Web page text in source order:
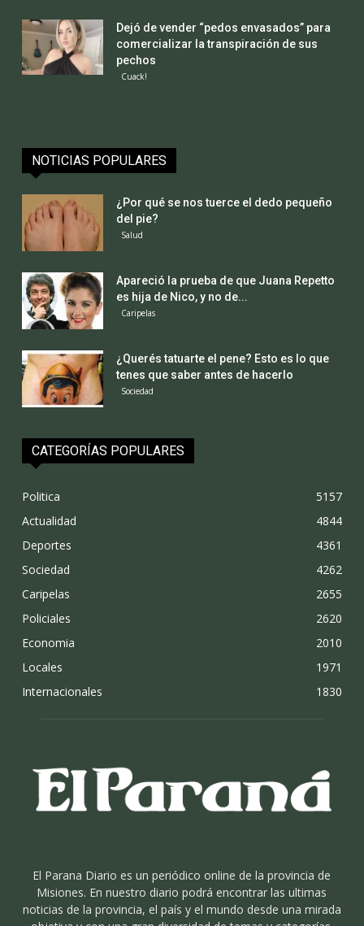
Dejó de vender “pedos envasados” para
comercializar la transpiración de sus
pechos
Cuack!
NOTICIAS POPULARES
¿Por qué se nos tuerce el dedo pequeño
del pie?
Salud
Apareció la prueba de que Juana Repetto
es hija de Nico, y no de...
Caripelas
¿Querés tatuarte el pene? Esto es lo que
tenes que saber antes de hacerlo
Sociedad
CATEGORÍAS POPULARES
Politica
5157
Actualidad
4844
Deportes
4361
Sociedad
4262
Caripelas
2655
Policiales
2620
Economia
2010
Locales
1971
Internacionales
1830
El Parana Diario es un periódico online de la provincia de
Misiones. En nuestro diario podrá encontrar las ultimas
noticias de la provincia, el país y el mundo desde una mirada